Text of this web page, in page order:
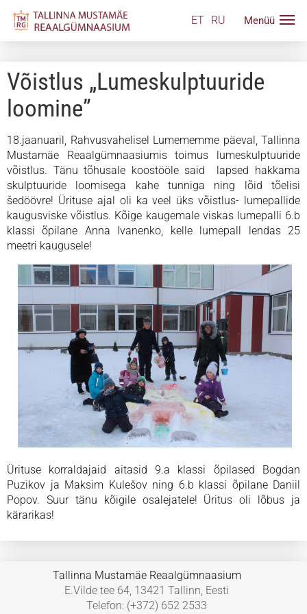
ET RU
Võistlus „Lumeskulptuuride
loomine”
18.jaanuaril, Rahvusvahelisel Lumememme päeval, Tallinna
Mustamäe Reaalgümnaasiumis toimus lumeskulptuuride
võistlus. Tänu tõhusale koostööle said lapsed hakkama
skulptuuride loomisega kahe tunniga ning lõid tõelisi
šedöövre! Ürituse ajal oli ka veel üks võistlus- lumepallide
kaugusviske võistlus. Kõige kaugemale viskas lumepalli 6.b
klassi õpilane Anna Ivanenko, kelle lumepall lendas 25
meetri kaugusele!
Ürituse korraldajaid aitasid 9.a klassi õpilased Bogdan
Puzikov ja Maksim Kulešov ning 6.b klassi õpilane Daniil
Popov. Suur tänu kõigile osalejatele! Üritus oli lõbus ja
kärarikas!
Tallinna Mustamäe Reaalgümnaasium
E.Vilde tee 64, 13421 Tallinn, Eesti
Telefon: (+372) 652 2533